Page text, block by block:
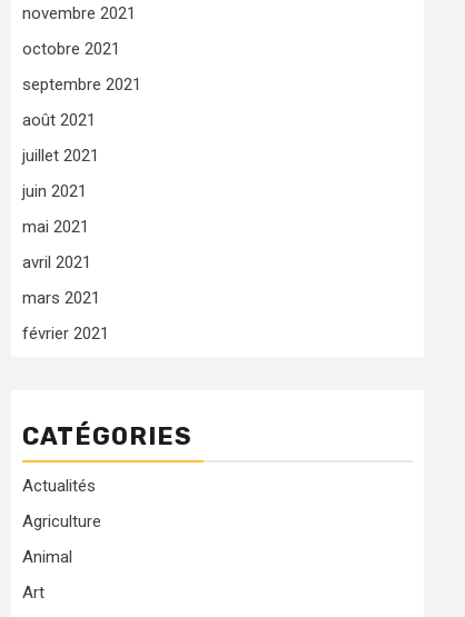
novembre 2021
octobre 2021
septembre 2021
août 2021
juillet 2021
juin 2021
mai 2021
avril 2021
mars 2021
février 2021
CATÉGORIES
Actualités
Agriculture
Animal
Art